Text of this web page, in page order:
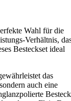
Wahl für die
Verhältnis,
Besteckset ideal
das
auch eine
Besteck